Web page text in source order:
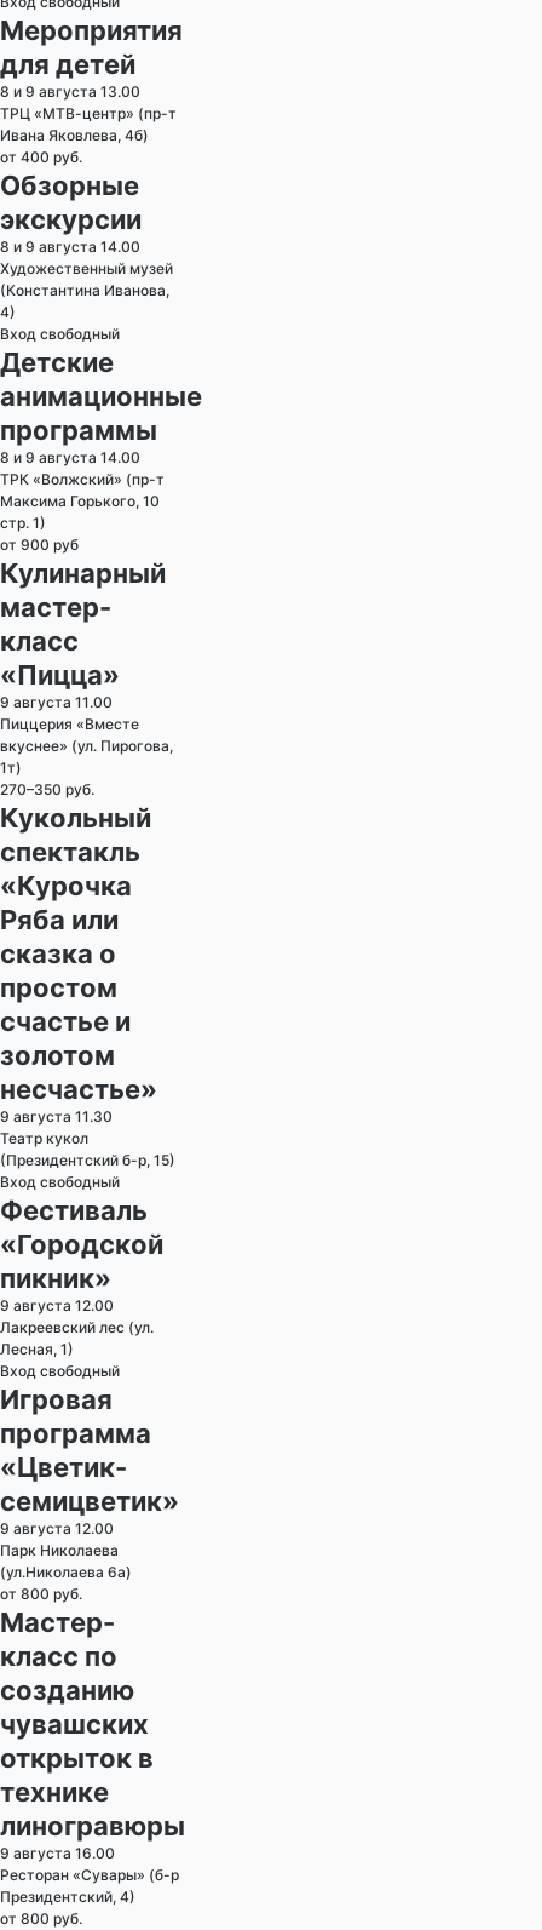
Мероприятия
для детей
8 и 9 августа 13.00
ТРЦ «МТВ-центр» (пр-т
Ивана Яковлева, 4б)
от 400 руб.
Обзорные
экскурсии
8 и 9 августа 14.00
Художественный музей
(Константина Иванова,
4)
Вход свободный
Детские
анимационные
программы
8 и 9 августа 14.00
ТРК «Волжский» (пр-т
Максима Горького, 10
стр. 1)
от 900 руб
Кулинарный
мастер-
класс
«Пицца»
9 августа 11.00
Пиццерия «Вместе
вкуснее» (ул. Пирогова,
1т)
270–350 руб.
Кукольный
спектакль
«Курочка
Ряба или
сказка о
простом
счастье и
золотом
несчастье»
9 августа 11.30
Театр кукол
(Президентский б-р, 15)
Вход свободный
Фестиваль
«Городской
пикник»
9 августа 12.00
Лакреевский лес (ул.
Лесная, 1)
Вход свободный
Игровая
программа
«Цветик-
семицветик»
9 августа 12.00
Парк Николаева
(ул.Николаева 6а)
от 800 руб.
Мастер-
класс по
созданию
чувашских
открыток в
технике
линогравюры
9 августа 16.00
Ресторан «Сувары» (б-р
Президентский, 4)
от 800 руб.